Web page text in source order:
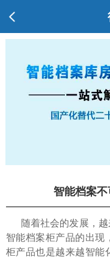
智能档案不
随着社会的发展，越
智能档案柜产品的出现
柜产品也是越来越智能